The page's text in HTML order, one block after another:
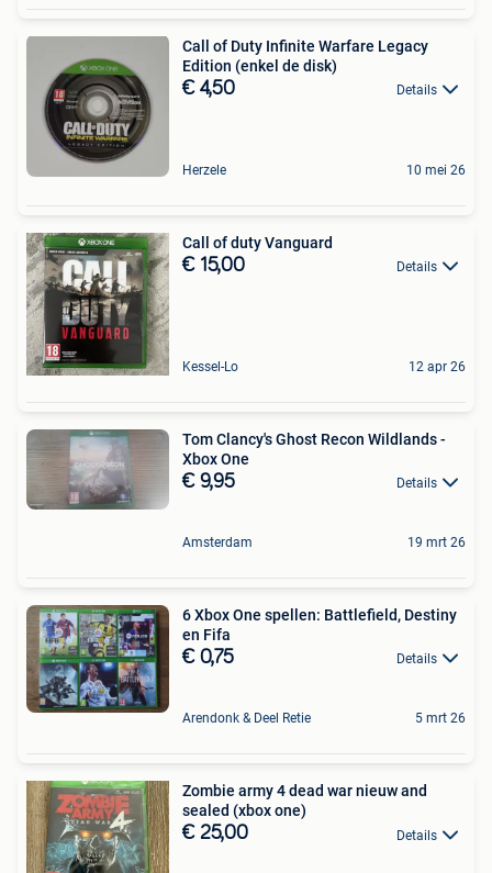
Call of Duty Infinite Warfare Legacy
Edition (enkel de disk)
€ 4,50 Details
Herzele 10 mei 26
Call of duty Vanguard
€ 15,00 Details
Kessel-Lo 12 apr 26
Tom Clancy's Ghost Recon Wildlands -
Xbox One
€ 9,95 Details
Amsterdam 19 mrt 26
6 Xbox One spellen: Battlefield, Destiny
en Fifa
€ 0,75 Details
Arendonk & Deel Retie 5 mrt 26
Zombie army 4 dead war nieuw and
sealed (xbox one)
€ 25,00 Details